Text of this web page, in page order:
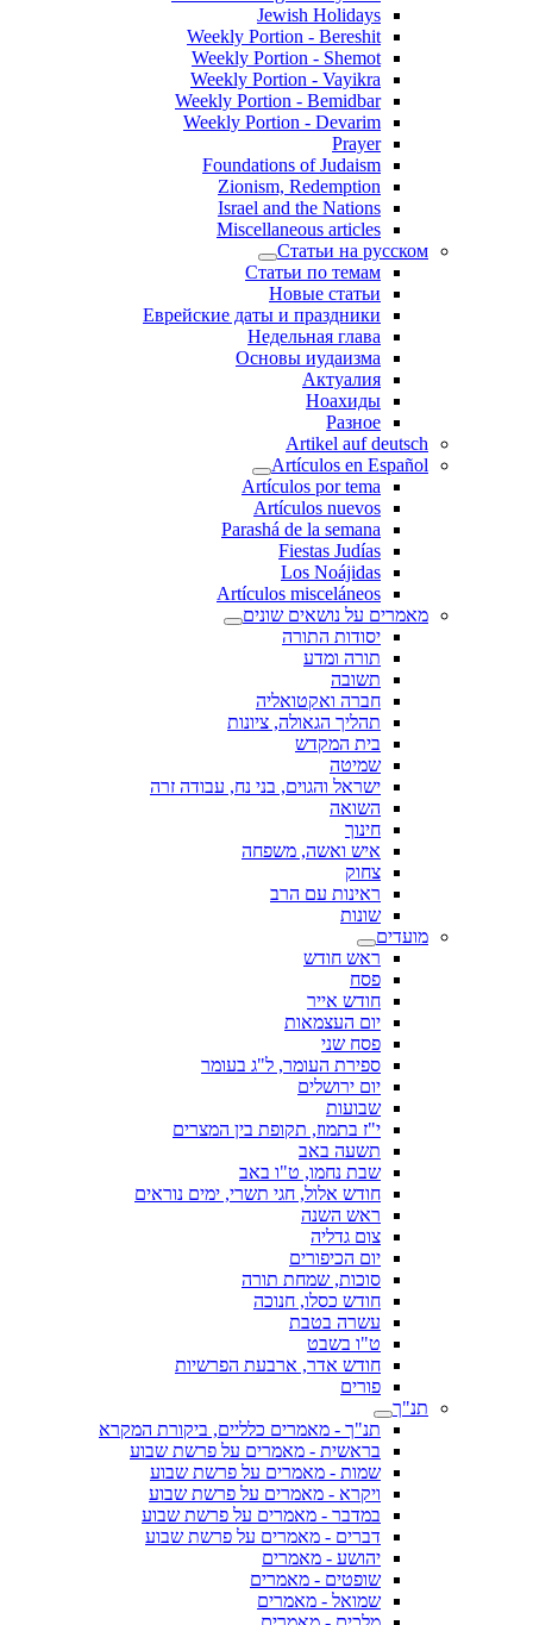
Jewish Holidays
Weekly Portion - Bereshit
Weekly Portion - Shemot
Weekly Portion - Vayikra
Weekly Portion - Bemidbar
Weekly Portion - Devarim
Prayer
Foundations of Judaism
Zionism, Redemption
Israel and the Nations
Miscellaneous articles
Статьи на русском
Статьи по темам
Новые статьи
Еврейские даты и праздники
Недельная глава
Основы иудаизма
Актуалия
Ноахиды
Разное
Artikel auf deutsch
Artículos en Español
Artículos por tema
Artículos nuevos
Parashá de la semana
Fiestas Judías
Los Noájidas
Artículos misceláneos
מאמרים על נושאים שונים
יסודות התורה
תורה ומדע
תשובה
חברה ואקטואליה
תהליך הגאולה, ציונות
בית המקדש
שמיטה
ישראל והגוים, בני נח, עבודה זרה
השואה
חינוך
איש ואשה, משפחה
צחוק
ראינות עם הרב
שונות
מועדים
ראש חודש
פסח
חודש אייר
יום העצמאות
פסח שני
ספירת העומר, ל"ג בעומר
יום ירושלים
שבועות
י"ז בתמוז, תקופת בין המצרים
תשעה באב
שבת נחמו, ט"ו באב
חודש אלול, חגי תשרי, ימים נוראים
ראש השנה
צום גדליה
יום הכיפורים
סוכות, שמחת תורה
חודש כסלו, חנוכה
עשרה בטבת
ט"ו בשבט
חודש אדר, ארבעת הפרשיות
פורים
תנ"ך
תנ"ך - מאמרים כלליים, ביקורת המקרא
בראשית - מאמרים על פרשת שבוע
שמות - מאמרים על פרשת שבוע
ויקרא - מאמרים על פרשת שבוע
במדבר - מאמרים על פרשת שבוע
דברים - מאמרים על פרשת שבוע
יהושע - מאמרים
שופטים - מאמרים
שמואל - מאמרים